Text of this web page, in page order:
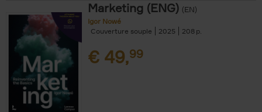
Marketing (ENG) (EN)
Igor Nowé
Couverture souple
2025 208
€ 49,99